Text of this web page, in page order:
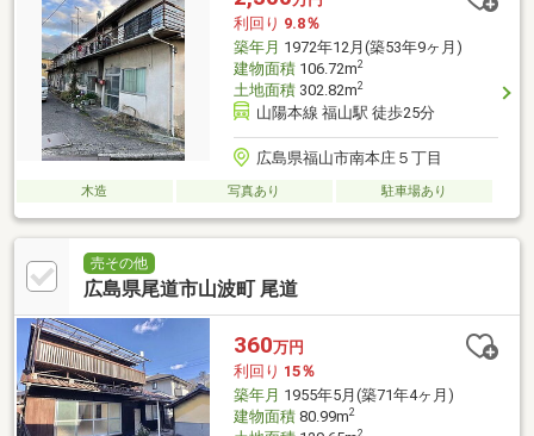
利回り 9.8％
築年月 1972年12月(築53年9ヶ月)
建物面積106.72m2
土地面積302.82m2
山陽本線 福山駅 徒歩25分
広島県福山市南本庄５丁目
木造 写真あり 駐車場あり
売その他
広島県尾道市山波町 尾道
360万円
利回り 15％
築年月 1955年5月(築71年4ヶ月)
建物面積80.99m2
2